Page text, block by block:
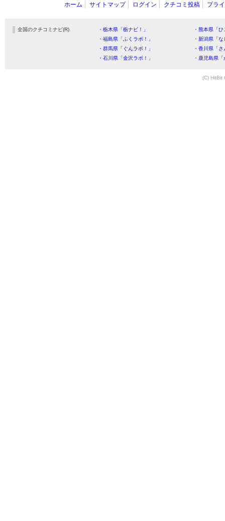
ホーム サイトマップ ログイン クチコミ投稿 プラ
全国のクチコミナビ(R) ・栃木県「栃ナビ！」
・熊本県「
・福島県「ふくラボ！」
・新潟県「
・群馬県「ぐんラボ！」
・香川県「
・石川県「金沢ラボ！」
・鹿児島県
(C) HitBit